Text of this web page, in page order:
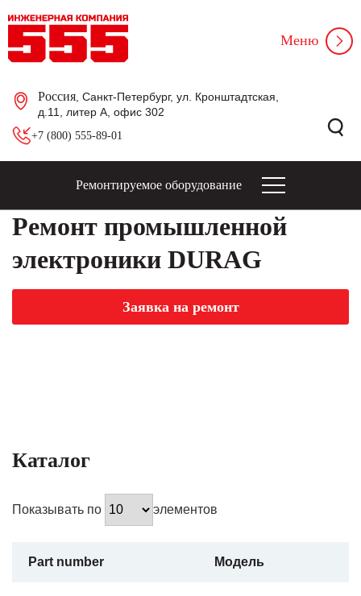
Россия , Санкт-Петербург, ул. Кронштадтская,
д.11, литер А, офис 302
+7 (800) 555-89-01
Меню
Ремонтируемое оборудование
Ремонт промышленной
электроники DURAG
Заявка на ремонт
Каталог
Показывать по элементов
Part number Модель